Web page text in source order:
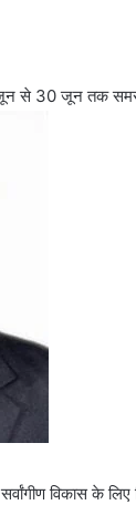
1 जून से 30 जून तक
विकास के